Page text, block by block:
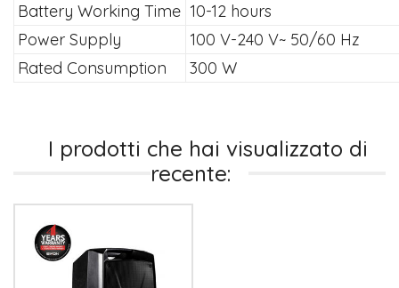
Battery Working Time 10-12 hours
Power Supply
100 V-240 V~ 50/60 Hz
Rated Consumption
300 W
I prodotti che hai visualizzato di
recente: